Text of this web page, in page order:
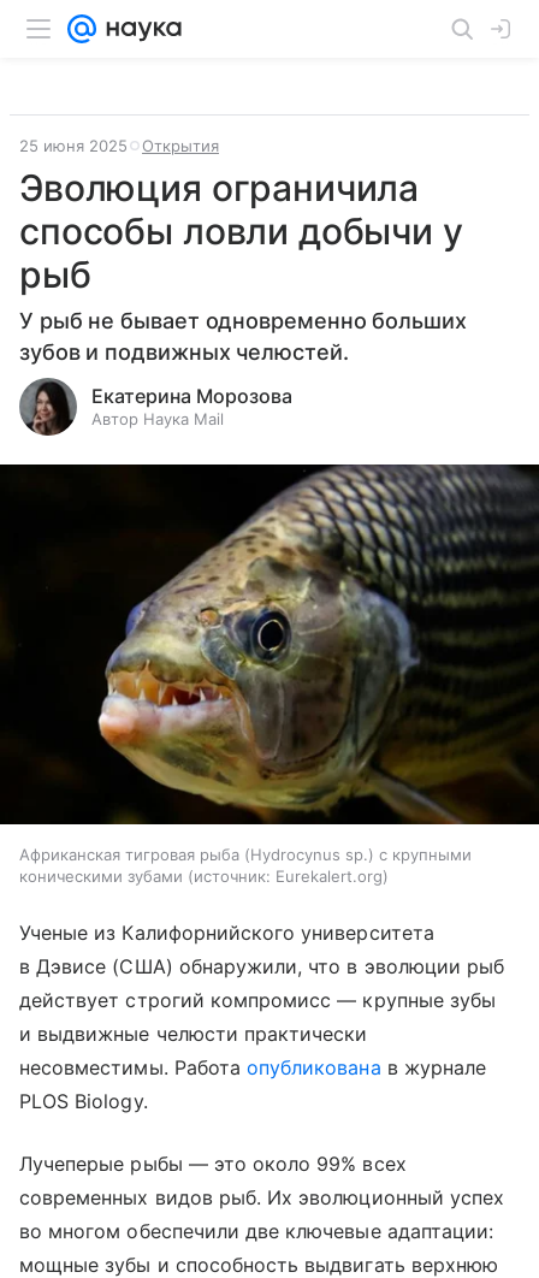
25 июня 2025 Открытия
Эволюция ограничила
способы ловли добычи у
рыб
У рыб не бывает одновременно больших
зубов и подвижных челюстей.
Екатерина Морозова
Автор Наука Mail
Африканская тигровая рыба (Hydrocynus sp.) с крупными
коническими зубами
источник: Eurekalert.org
Ученые из Калифорнийского университета
в Дэвисе (США) обнаружили, что в эволюции рыб
действует строгий компромисс — крупные зубы
и выдвижные челюсти практически
несовместимы. Работаопубликована в журнале
PLOS Biology.
Лучеперые рыбы — это около 99% всех
современных видов рыб. Их эволюционный успех
во многом обеспечили две ключевые адаптации:
мощные зубы и способность выдвигать верхнюю